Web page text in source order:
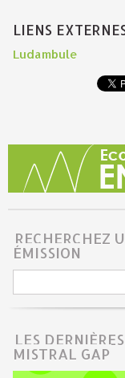
LIENS
Ludambule
RECHERCHEZ
ÉMISSION
LES
MISTRAL GAP